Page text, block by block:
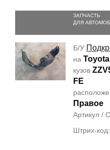
ЗАПЧАСТЬ
ДЛЯ
Б/У
на
кузов
FE
Правое
Артикул /
Штрих-